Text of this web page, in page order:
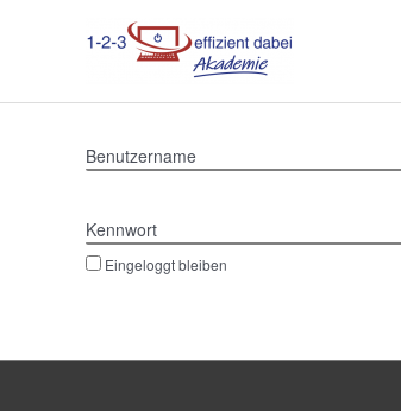
Benutzername
Kennwort
Eingeloggt bleiben